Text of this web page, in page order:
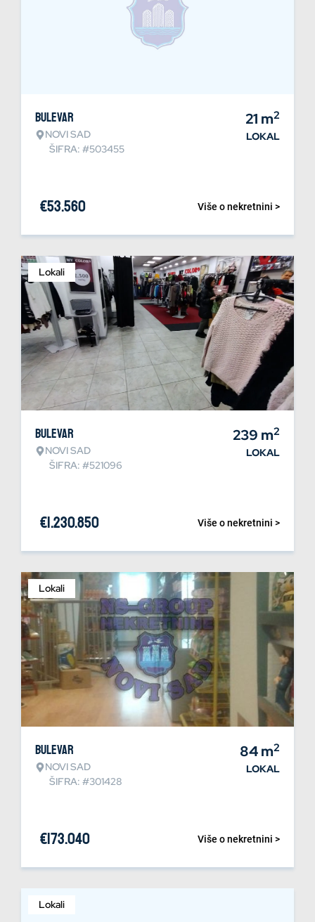
Bulevar
NOVI SAD
ŠIFRA: #503455
21 m2
LOKAL
Više o nekretnini >
€53.560
Lokali
Bulevar
NOVI SAD
ŠIFRA: #521096
239 m2
LOKAL
Više o nekretnini >
€1.230.850
Lokali
Bulevar
NOVI SAD
ŠIFRA: #301428
84m2
LOKAL
Više o nekretnini >
€173.040
Lokali